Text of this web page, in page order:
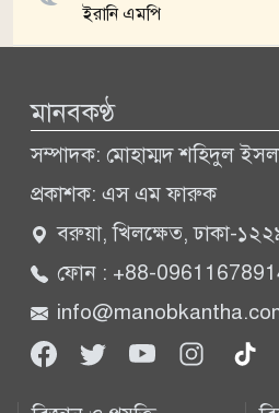
ইরানি এমপি
মানবকণ্ঠ
সম্পাদক: মোহাম্মদ শহিদুল
প্রকাশক: এস এম ফারুক
বরুয়া, খিলক্ষেত, ঢাকা-
ফোন : +88-